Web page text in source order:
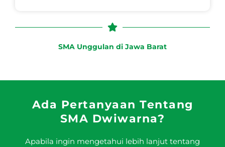
SMA Unggulan di Jawa Barat
Ada Pertanyaan Tentang
SMA Dwiwarna?
Apabila ingin mengetahui lebih lanjut tentang